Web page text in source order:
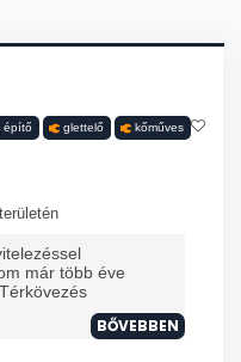
építő glettelő kőműves
már több éve
BŐVEBBEN